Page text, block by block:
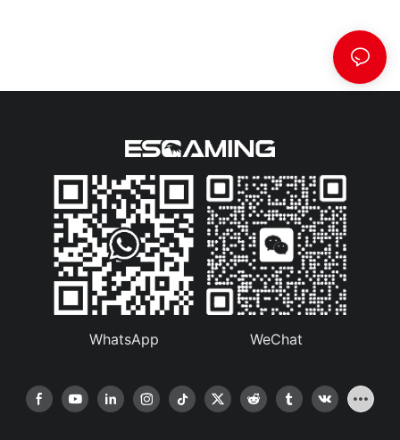
WhatsApp WeChat